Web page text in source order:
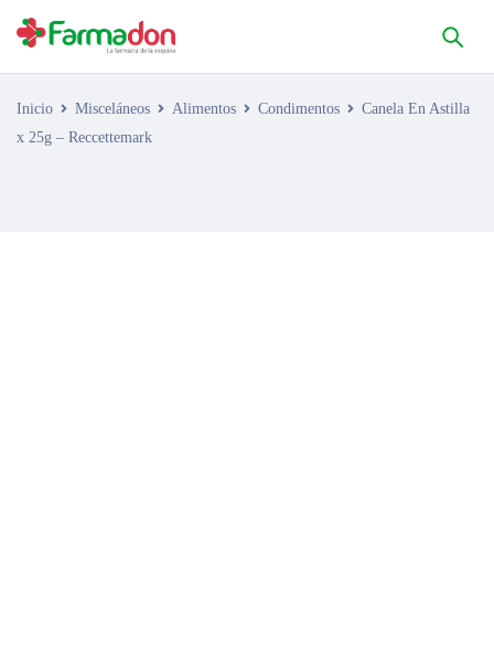
Inicio Misceláneos Alimentos Condimentos
Canela En Astilla
x 25g – Reccettemark